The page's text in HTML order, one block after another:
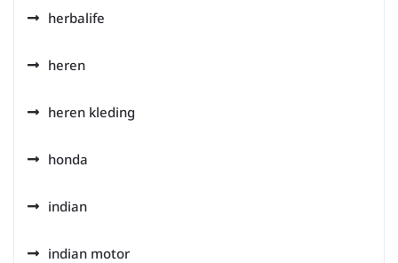
herbalife
heren
heren kleding
honda
indian
indian motor